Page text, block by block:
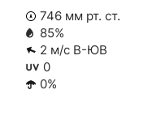
746 мм рт. ст.
85%
2 м/с В-ЮВ
0
0%